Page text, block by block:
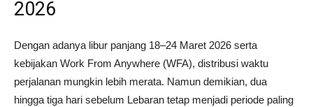
2026
Dengan adanya libur panjang 18–24 Maret 2026 serta
kebijakan Work From Anywhere (WFA), distribusi waktu
perjalanan mungkin lebih merata. Namun demikian, dua
hingga tiga hari sebelum Lebaran tetap menjadi periode paling